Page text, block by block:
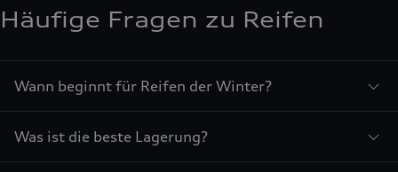
Häufige Fragen zu Reifen
Wann beginnt für Reifen der Winter?
Was ist die beste Lagerung?